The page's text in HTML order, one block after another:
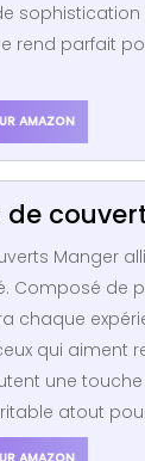
sophistication
rend parfait
AMAZON
de
Manger
Composé de
chaque
qui aiment
une touche
atout